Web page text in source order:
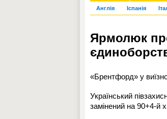
Англія Іспанія
Ярмолюк
«Брентфорд» у
Український
замінений на 90+4-й